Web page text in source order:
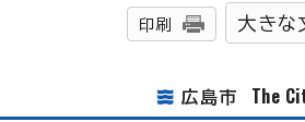
印刷 大きな
広島市 The